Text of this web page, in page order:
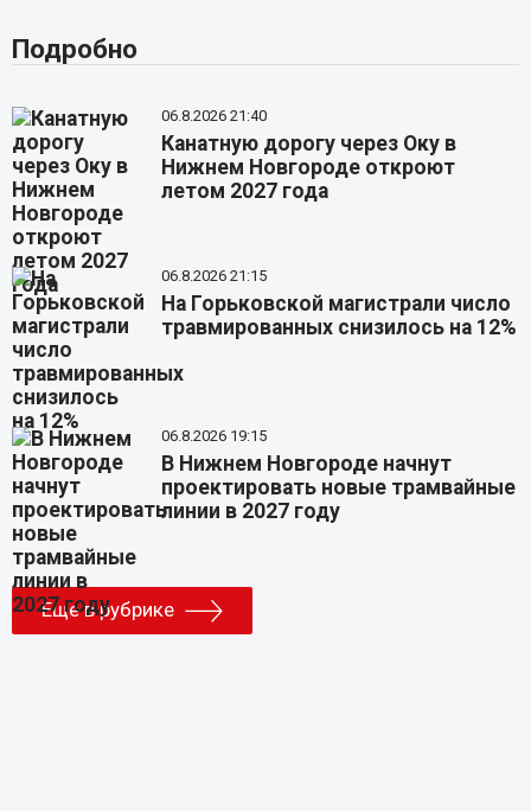
Подробно
06.8.2026 21:40
Канатную дорогу через Оку в
Нижнем Новгороде откроют
летом 2027 года
06.8.2026 21:15
На Горьковской магистрали число
травмированных снизилось на 12%
06.8.2026 19:15
В Нижнем Новгороде начнут
проектировать новые трамвайные
линии в 2027 году
Еще в рубрике